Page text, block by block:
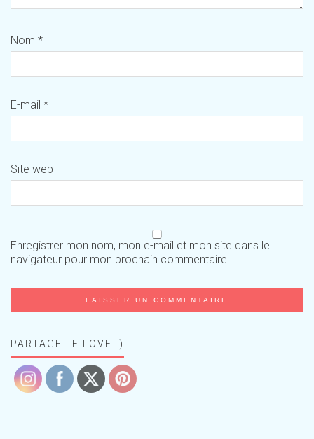
Nom *
E-mail *
Site web
Enregistrer mon nom, mon e-mail et mon site dans le
navigateur pour mon prochain commentaire.
PARTAGE LE LOVE :)